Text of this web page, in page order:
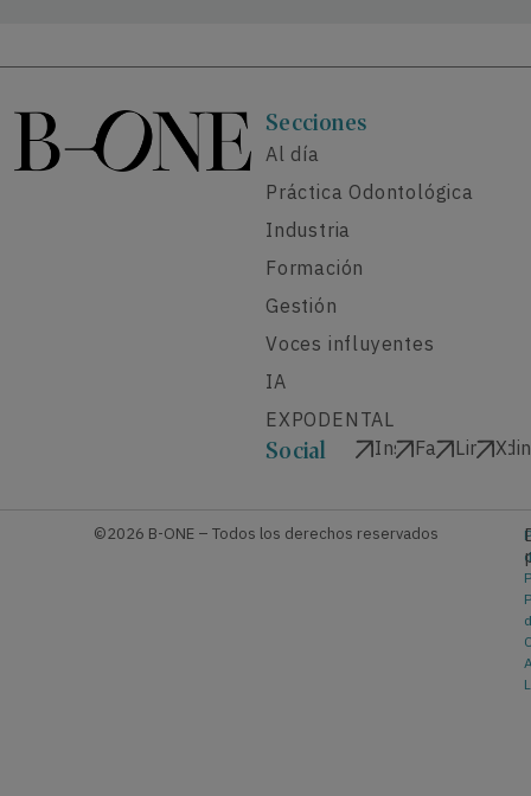
Secciones
Al día
Práctica Odontológica
Industria
Formación
Gestión
Voces influyentes
IA
EXPODENTAL
Social Instagram
Facebook
X
©2026 B-ONE – Todos los derechos reservados